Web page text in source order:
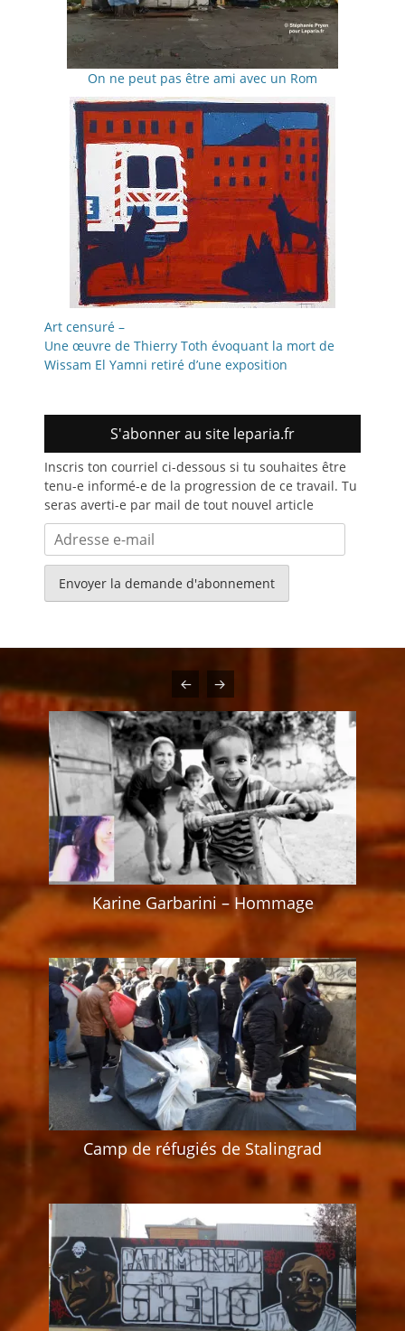
On ne peut pas être ami avec un Rom
Art censuré –
Une œuvre de Thierry Toth évoquant la mort de
Wissam El Yamni retiré d’une exposition
S'abonner au site leparia.fr
Inscris ton courriel ci-dessous si tu souhaites être
tenu-e informé-e de la progression de ce travail. Tu
seras averti-e par mail de tout nouvel article
Adresse
e-
mail
Karine Garbarini – Hommage
Camp de réfugiés de Stalingrad